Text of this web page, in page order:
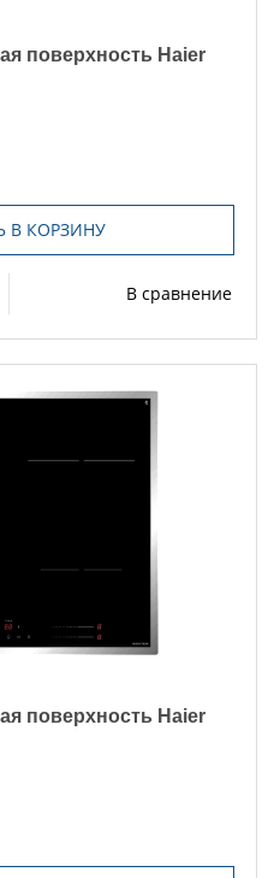
поверхность Haier
В КОРЗИНУ
В сравнение
поверхность Haier